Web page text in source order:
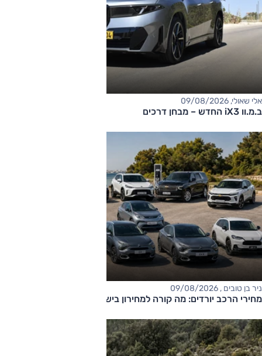
אלי שאולי, 09/08/2026
ב.מ.וו iX3 החדש – מבחן דרכים
ניר בן טובים , 09/08/2026
מחירי הרכב יורדים: מה קורה למחירון בישראל?